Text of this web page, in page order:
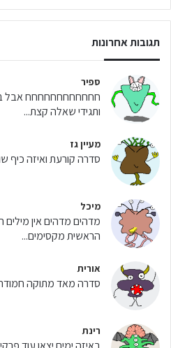
תגובות אחרונות
ספיר
חחחחחחחחחחחח אבל
ותגידי שאלה קצת...
מעיין גז
סדרה קורעת ואיזה כיף
מיכל
מדהים מדהים אין
הראשית מקסימים...
אורית
סדרה מאד מתוקה חמודה
רינת